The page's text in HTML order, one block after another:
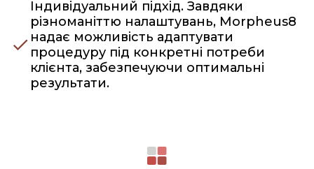
Індивідуальний підхід. Завдяки
різноманіттю налаштувань, Morpheus8
надає можливість адаптувати
процедуру під конкретні потреби
клієнта, забезпечуючи оптимальні
результати.